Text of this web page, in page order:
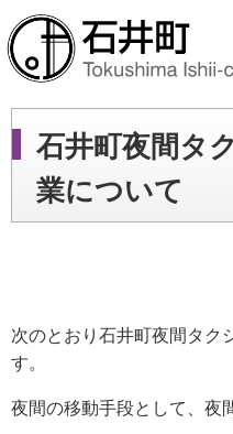
石井町夜間タ
業について
次のとおり石井町夜間タク
す。
夜間の移動手段として、夜